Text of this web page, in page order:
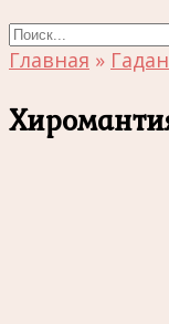
Search
for:
Главная »